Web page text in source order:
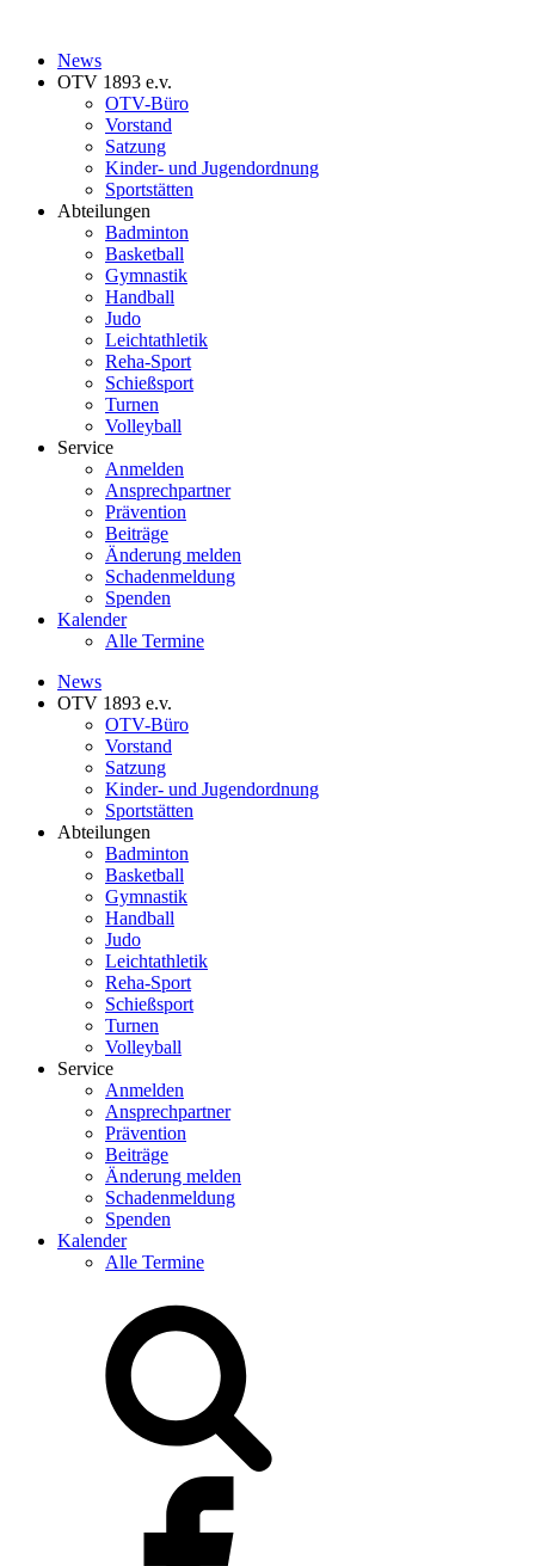
News
OTV 1893 e.v.
OTV-Büro
Vorstand
Satzung
Kinder- und Jugendordnung
Sportstätten
Abteilungen
Badminton
Basketball
Gymnastik
Handball
Judo
Leichtathletik
Reha-Sport
Schießsport
Turnen
Volleyball
Service
Anmelden
Ansprechpartner
Prävention
Beiträge
Änderung melden
Schadenmeldung
Spenden
Kalender
Alle Termine
News
OTV 1893 e.v.
OTV-Büro
Vorstand
Satzung
Kinder- und Jugendordnung
Sportstätten
Abteilungen
Badminton
Basketball
Gymnastik
Handball
Judo
Leichtathletik
Reha-Sport
Schießsport
Turnen
Volleyball
Service
Anmelden
Ansprechpartner
Prävention
Beiträge
Änderung melden
Schadenmeldung
Spenden
Kalender
Alle Termine